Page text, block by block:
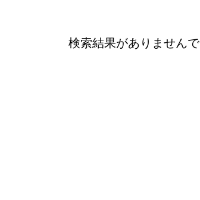
検索結果がありませんで